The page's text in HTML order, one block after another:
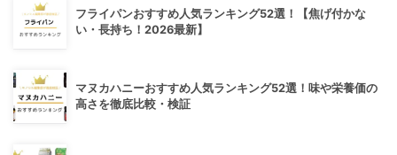
フライパンおすすめ人気ランキング52選！【焦げ付かな
い・長持ち！2026最新】
マヌカハニーおすすめ人気ランキング52選！味や栄養価の
高さを徹底比較・検証